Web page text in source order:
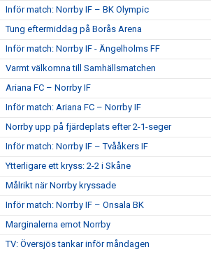
Inför match: Norrby IF – BK Olympic
Tung eftermiddag på Borås Arena
Inför match: Norrby IF - Ängelholms FF
Varmt välkomna till Samhällsmatchen
Ariana FC – Norrby IF
Inför match: Ariana FC – Norrby IF
Norrby upp på fjärdeplats efter 2-1-seger
Inför match: Norrby IF – Tvååkers IF
Ytterligare ett kryss: 2-2 i Skåne
Målrikt när Norrby kryssade
Inför match: Norrby IF – Onsala BK
Marginalerna emot Norrby
TV: Översjös tankar inför måndagen